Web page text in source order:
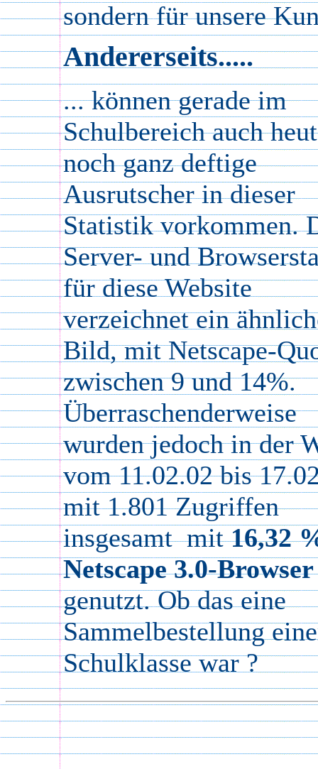
sondern für unsere
Andererseits.....
... können gerade im
Schulbereich auch
noch ganz deftige
Ausrutscher in dieser
Statistik vorkommen.
Server- und
für diese Website
verzeichnet ein
Bild, mit Netscape-
zwischen 9 und 14%.
Überraschenderweise
wurden jedoch in der
vom 11.02.02 bis
mit 1.801 Zugriffen
insgesamt mit16,32
Netscape 3.0-Browser
genutzt. Ob das eine
Sammelbestellung
Schulklasse war ?